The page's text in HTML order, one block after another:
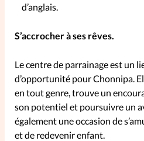
d’anglais.
S’accrocher à ses rêves.
Le centre de parrainage est un
d’opportunité pour Chonnipa.
en tout genre, trouve un
son potentiel et poursuivre un
également une occasion de
et de redevenir enfant.